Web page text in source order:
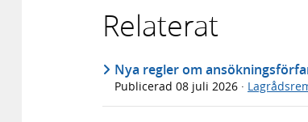
Relaterat
Nya regler om
Publicerad 08 juli 2026 ·